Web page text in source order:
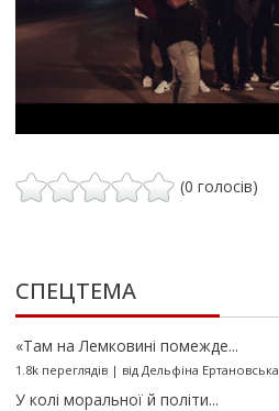
(0 голосів)
СПЕЦТЕМА
«Там на Лемковині помежде...
1.8k переглядів| від Дельфіна Ертановська
У колі моральної й політи...